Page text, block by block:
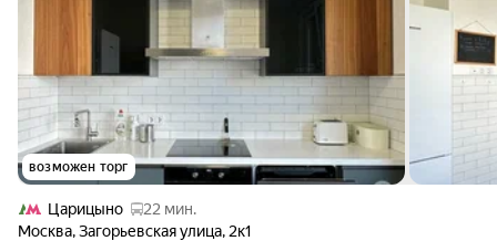
возможен торг
Царицыно
22 мин.
Москва,Загорьевская улица, 2к1